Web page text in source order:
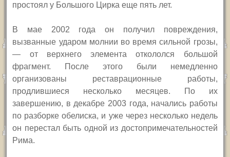
простоял у Большого Цирка еще пять лет.
В мае 2002 года он получил повреждения,
вызванные ударом молнии во время сильной грозы,
— от верхнего элемента откололся большой
фрагмент. После этого были немедленно
организованы реставрационные работы,
продлившиеся несколько месяцев. По их
завершению, в декабре 2003 года, начались работы
по разборке обелиска, и уже через несколько недель
он перестал быть одной из достопримечательностей
Рима.